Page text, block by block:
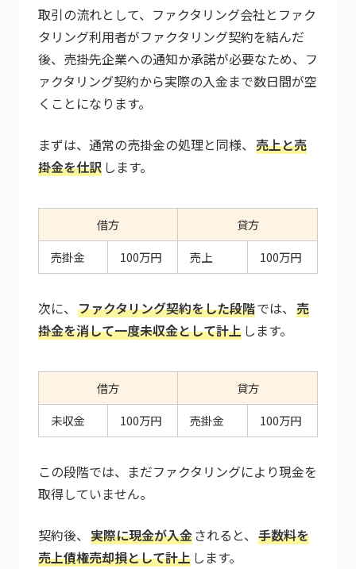
取引の流れとして、ファクタリング会社とファク
タリング利用者がファクタリング契約を結んだ
後、売掛先企業への通知か承諾が必要なため、フ
ァクタリング契約から実際の入金まで数日間が空
くことになります。
まずは、通常の売掛金の処理と同様、 売上と売
掛金を仕訳 します。
借方
貸方
売掛金
100万円 売上 100万円
次に、 ファクタリング契約をした段階では、 売
掛金を消して一度未収金として計上 します。
借方
貸方
未収金
100万円 売掛金 100万円
この段階では、まだファクタリングにより現金を
取得していません。
契約後、 実際に現金が入金されると、 手数料を
売上債権売却損として計上 します。